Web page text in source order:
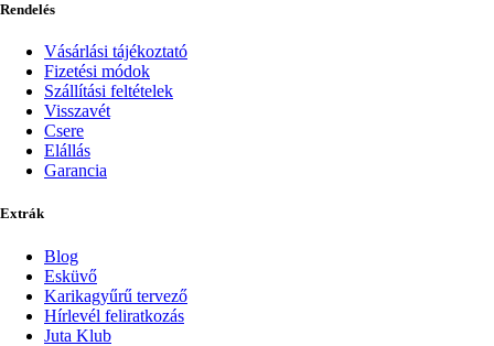
Rendelés
Vásárlási tájékoztató
Fizetési módok
Szállítási feltételek
Visszavét
Csere
Elállás
Garancia
Extrák
Blog
Esküvő
Karikagyűrű tervező
Hírlevél feliratkozás
Juta Klub